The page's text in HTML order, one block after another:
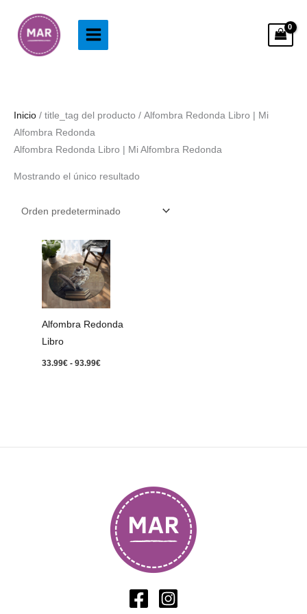
contenido
Inicio / title_tag del producto / Alfombra Redonda Libro | Mi
Alfombra Redonda
Alfombra Redonda Libro | Mi Alfombra Redonda
Mostrando el único resultado
Alfombra Redonda
Libro
33.99€ - 93.99€
Rango
de
precios:
desde
33.99€
hasta
93.99€